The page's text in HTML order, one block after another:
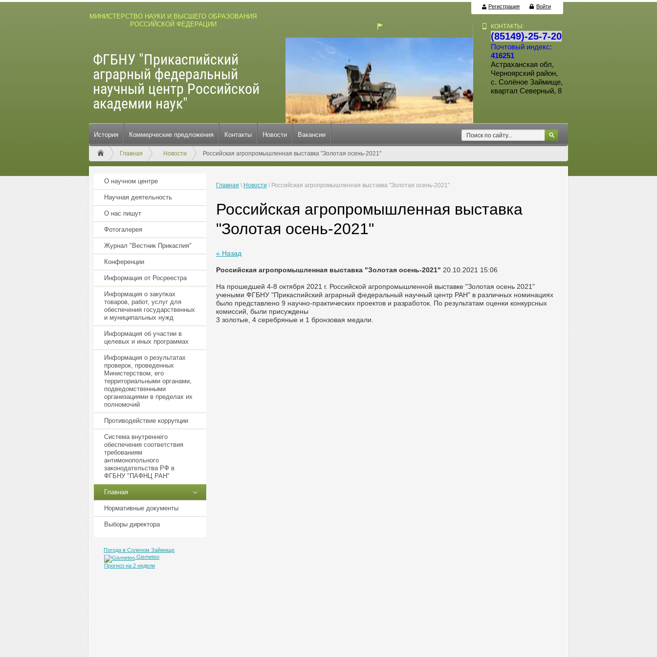
Регистрация Войти
КОНТАКТЫ:
(85149)-25-7-20
Почтовый индекс:
416251
Астраханская обл,
Черноярский район,
с. Солёное Займище,
квартал Северный, 8
МИНИСТЕРСТВО НАУКИ И ВЫСШЕГО ОБРАЗОВАНИЯ
РОССИЙСКОЙ ФЕДЕРАЦИИ
ФГБНУ "Прикаспийский
аграрный федеральный
научный центр Российской
академии наук"
История Коммерческие предложения Контакты Новости Вакансии
Главная Новости Российская агропромышленная выставка "Золотая осень-2021"
Главная \ Новости \ Российская агропромышленная выставка "Золотая осень-2021"
Российская агропромышленная выставка
"Золотая осень-2021"
« Назад
Российская агропромышленная выставка "Золотая осень-2021" 20.10.2021 15:06
На прошедшей 4-8 октября 2021 г. Российской агропромышленной выставке "Золотая осень 2021"
учеными ФГБНУ "Прикаспийский аграрный федеральный научный центр РАН" в различных номинациях
было представлено 9 научно-практических проектов и разработок. По результатам оценки конкурсных
комиссий, были присуждены
3 золотые, 4 серебряные и 1 бронзовая медали.
О научном центре
Научная деятельность
О нас пишут
Фотогалерея
Журнал "Вестник Прикаспия"
Конференции
Информация от Росреестра
Информация о закупках
товаров, работ, услуг для
обеспечения государственных
и муниципальных нужд
Информация об участии в
целевых и иных программах
Информация о результатах
проверок, проведенных
Министерством, его
территориальными органами,
подведомственными
организациями в пределах их
полномочий
Противодействие коррупции
Система внутреннего
обеспечения соответствия
требованиям
антимонопольного
законодательства РФ в
ФГБНУ "ПАФНЦ РАН"
Главная
Нормативные документы
Выборы директора
Погода в Соленом Займище
Gismeteo
Прогноз на 2 недели